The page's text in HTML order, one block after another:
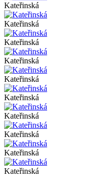
Kateřinská
Kateřinská
Kateřinská
Kateřinská
Kateřinská
Kateřinská
Kateřinská
Kateřinská
Kateřinská
Kateřinská